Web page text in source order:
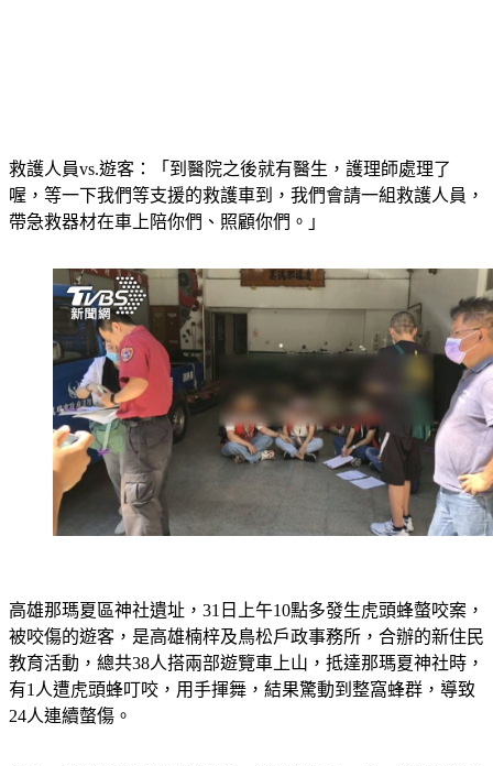
救護人員vs.遊客：「到醫院之後就有醫生，護理師處理了
喔，等一下我們等支援的救護車到，我們會請一組救護人員，
帶急救器材在車上陪你們、照顧你們。」
高雄那瑪夏區神社遺址，31日上午10點多發生虎頭蜂螫咬案，
被咬傷的遊客，是高雄楠梓及鳥松戶政事務所，合辦的新住民
教育活動，總共38人搭兩部遊覽車上山，抵達那瑪夏神社時，
有1人遭虎頭蜂叮咬，用手揮舞，結果驚動到整窩蜂群，導致
24人連續螫傷。